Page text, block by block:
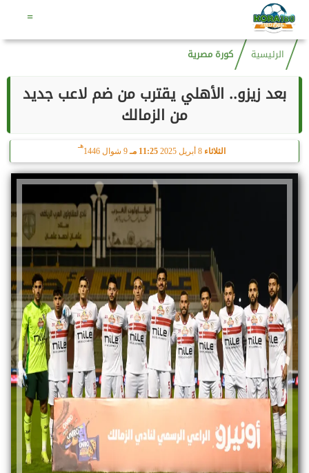
=
الرئيسية كورة مصرية
بعد زيزو.. الأهلي يقترب من ضم لاعب جديد
من الزمالك
الثلاثاء 11:25 مـ 9 شوال 1446
هـ